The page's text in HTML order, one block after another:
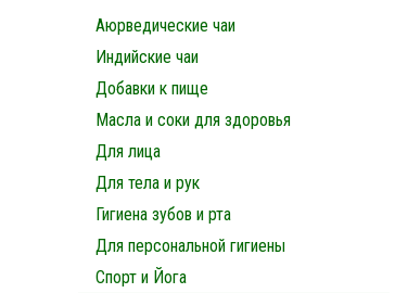
Аюрведические чаи
Индийские чаи
Добавки к пище
Масла и соки для здоровья
Для лица
Для тела и рук
Гигиена зубов и рта
Для персональной гигиены
Спорт и Йога